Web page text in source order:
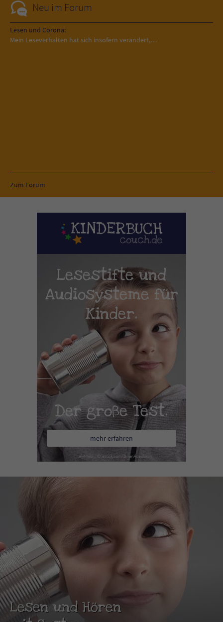
Neu im Forum
Lesen und Corona:
Mein Leseverhalten hat sich insofern verändert,…
Zum Forum
Lesestifte und
Audiosysteme für
Kinder.
Der große Test.
mehr erfahren
Lesen und Hören